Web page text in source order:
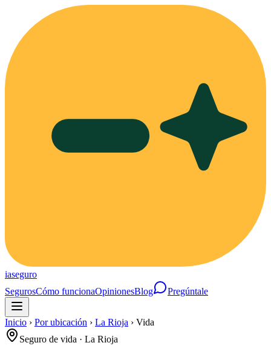
iaseguro
SegurosCómo funcionaOpinionesBlog Pregúntale
Inicio › Por ubicación › La Rioja › Vida
Seguro de vida · La Rioja